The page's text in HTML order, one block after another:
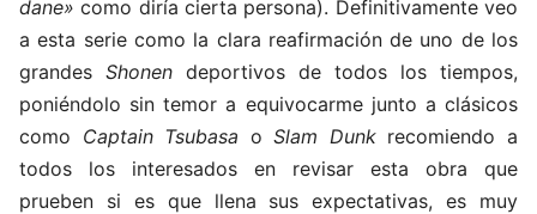
dane» como diría cierta persona). Definitivamente veo
a esta serie como la clara reafirmación de uno de los
grandes Shonen deportivos de todos los tiempos,
poniéndolo sin temor a equivocarme junto a clásicos
como Captain Tsubasa oSlam Dunkrecomiendo a
todos los interesados en revisar esta obra que
prueben si es que llena sus expectativas, es muy